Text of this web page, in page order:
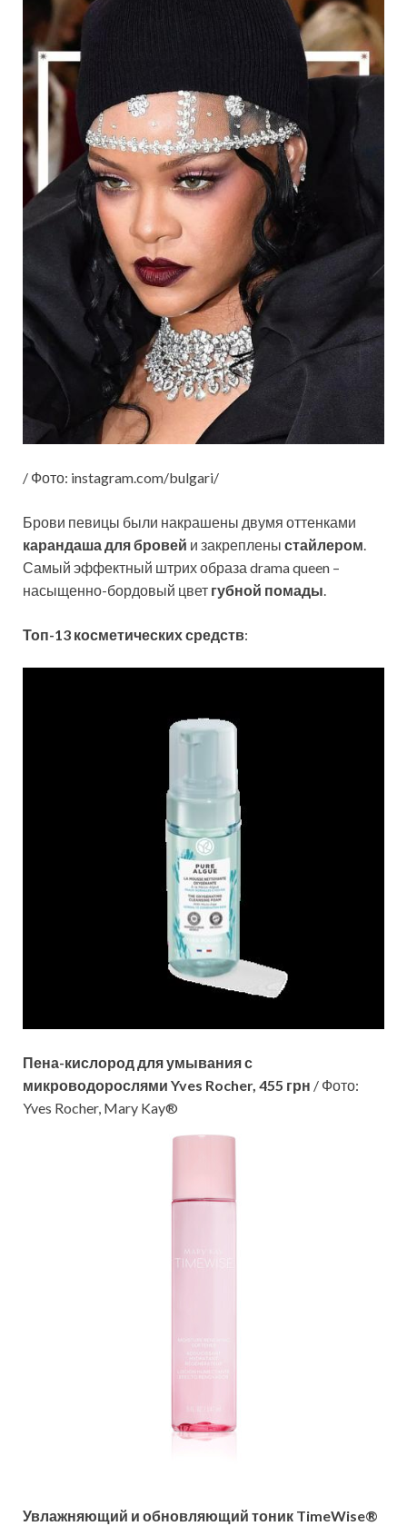
/ Фото: instagram.com/bulgari/
Брови певицы были накрашены двумя оттенками
карандаша для бровей и закреплены стайлером.
Самый эффектный штрих образа drama queen –
насыщенно-бордовый цвет губной помады.
Топ-13 косметических средств:
Пена-кислород для умывания с
микроводорослями Yves Rocher, 455 грн / Фото:
Yves Rocher, Mary Kay®
Увлажняющий и обновляющий тоник TimeWise®